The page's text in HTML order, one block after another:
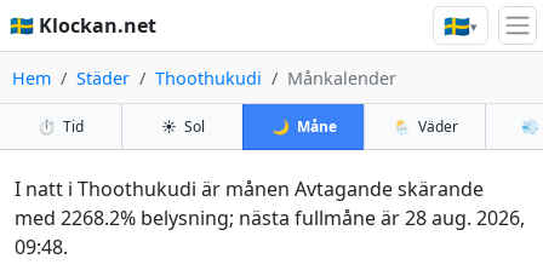
🇸🇪 Klockan.net 🇸🇪▾
Hem Städer Thoothukudi Månkalender
⏱️ Tid ☀️ Sol 🌙 Måne 🌦️ Väder 💨
I natt i Thoothukudi är månen Avtagande skärande
med 2268.2% belysning; nästa fullmåne är 28 aug. 2026,
09:48.